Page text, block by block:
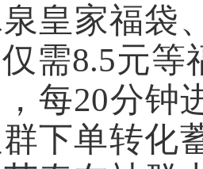
皇家福袋
需8.5元
每20分钟
下单转化